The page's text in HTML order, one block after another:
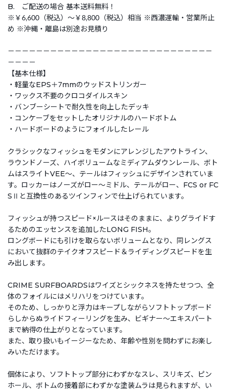
B. ご配送の場合 基本送料無料！
※￥6,600（税込）～￥8,800（税込）相当 ※西濃運輸・営業所止
め ※沖縄・離島は別途お見積り
－－－－－－－－－－－－－－－－－－－－－－－－－－－－－
－－－－
【基本仕様】
・軽量なEPS＋7mmのウッドストリンガー
・ワックス不要のクロコダイルスキン
・バンブーシートで耐久性を向上したデッキ
・コンケーブをセットしたオリジナルのハードボトム
・ハードボードのようにフォイルしたレール
クラシックなフィッシュをモダンにアレンジしたアウトライン、
ラウンドノーズ、ハイボリュームなミディアムダウンレール、ボト
ムはスライトVEE～、テールはフィッシュにデザインされていま
す。ロッカーはノーズがロー～ミドル、テールがロー、FCS or FC
SⅡと互換性のあるツインフィンで仕上げられています。
フィッシュが持つスピード×ルースはそのままに、よりグライドす
るためのエッセンスを追加したLONG FISH。
ロングボードにも引けを取らないボリュームとなり、同レングス
において抜群のテイクオフスピード＆ライディングスピードを生
み出します。
CRIME SURFBOARDSはワイズとシックネスを持たせつつ、全
体のフォイルにはメリハリをつけています。
そのため、しっかりと浮力はキープしながらソフトトップボード
らしからぬライドフィーリングを生み、ビギナー～エキスパート
まで納得の仕上がりとなっています。
また、取り扱いもイージーなため、年齢や性別を問わずにお楽し
みいただけます。
個体により、ソフトトップ部分にわずかなスレ、スリキズ、ピン
ホール、ボトムの接着部にわずかな塗装ムラは見られますが、い